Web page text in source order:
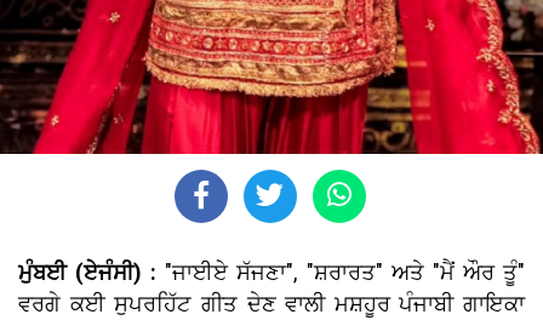
ਮੁੰਬਈ (ਏਜੰਸੀ) : "ਜਾਈਏ ਸੱਜਣਾ", "ਸ਼ਰਾਰਤ" ਅਤੇ "ਮੈਂ ਔਰ ਤੂੰ"
ਵਰਗੇ ਕਈ ਸੁਪਰਹਿੱਟ ਗੀਤ ਦੇਣ ਵਾਲੀ ਮਸ਼ਹੂਰ ਪੰਜਾਬੀ ਗਾਇਕਾ